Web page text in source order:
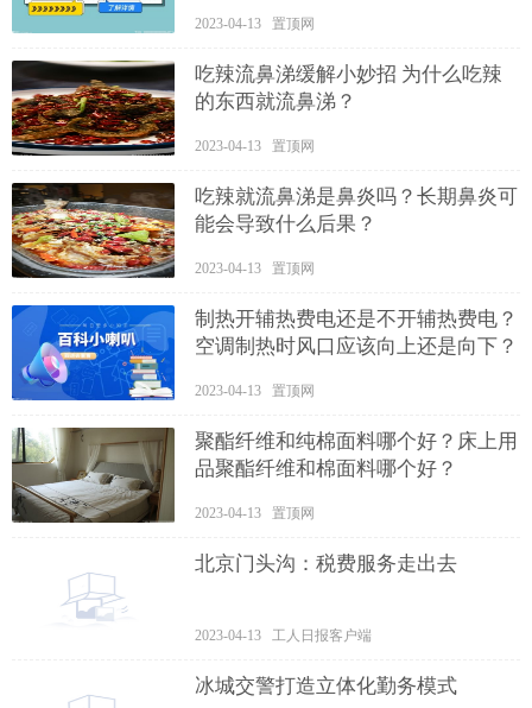
2023-04-13 置顶网
吃辣流鼻涕缓解小妙招 为什么吃辣
的东西就流鼻涕？
2023-04-13 置顶网
吃辣就流鼻涕是鼻炎吗？长期鼻炎可
能会导致什么后果？
2023-04-13 置顶网
制热开辅热费电还是不开辅热费电？
空调制热时风口应该向上还是向下？
2023-04-13 置顶网
聚酯纤维和纯棉面料哪个好？床上用
品聚酯纤维和棉面料哪个好？
2023-04-13 置顶网
北京门头沟：税费服务走出去
2023-04-13 工人日报客户端
冰城交警打造立体化勤务模式